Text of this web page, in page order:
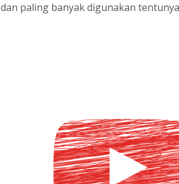
dan paling banyak digunakan